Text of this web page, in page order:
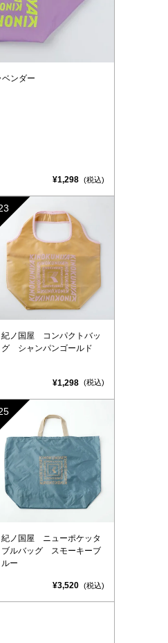
ンダー
¥1,298 (税込)
紀ノ国屋 コンパクトバッ
グ シャンパンゴールド
¥1,298 (税込)
紀ノ国屋 ニューポケッタ
ブルバッグ スモーキーブ
ルー
¥3,520 (税込)